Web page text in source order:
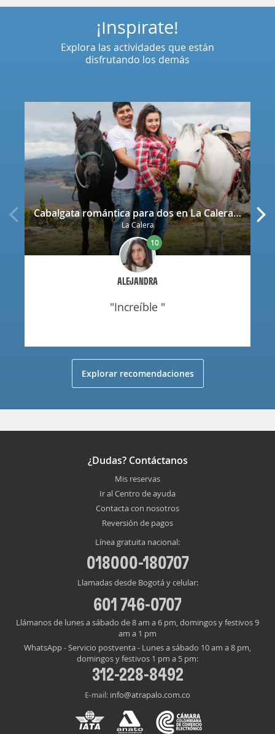
Cabalgata romántica para dos en La Calera con decoración
La Calera
ALEJANDRA
10
"increíble "
¡Inspírate!
Explora las actividades que están
disfrutando los demás
Explorar recomendaciones
¿Dudas? Contáctanos
Mis reservas
Ir al Centro de ayuda
Contacta con nosotros
Reversión de pagos
Línea gratuita nacional:
018000-180707
Llamadas desde Bogotá y celular:
601 746-0707
Llámanos de lunes a sábado de 8 am a 6 pm, domingos y festivos 9
am a 1 pm
WhatsApp - Servicio postventa - Lunes a sábado 10 am a 8 pm,
domingos y festivos 1 pm a 5 pm:
312-228-8492
E-mail: info@atrapalo.com.co